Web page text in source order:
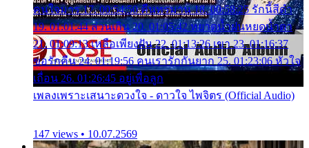
คนใจมาร 17. 00:54:50 คืนทรมาน 18. 00:58:25 รักนี้สีดำ
19. 01:01:44 ส่วนเกิน 20. 01:05:42 หยาดน้ำฝนหยดน้ำตา
21. 01:09:13 เหลือเพียงฝัน 22. 01:13:26 เขา 23. 01:16:37
ขอรักคืน 24. 01:19:56 คนเรารักกันยาก 25. 01:23:06 หัวใจ
เถื่อน 26. 01:26:45 อยู่เพื่อลูก
เพลงเพราะเสนาะดวงใจ - ดาวใจ ไพจิตร (Official Audio)
147 views • 10.07.2569